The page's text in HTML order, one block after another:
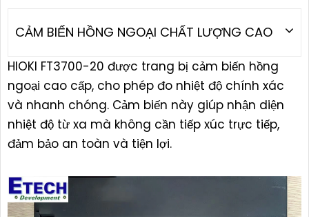
CẢM BIẾN HỒNG NGOẠI CHẤT LƯỢNG CAO
HIOKI FT3700-20 được trang bị cảm biến hồng
ngoại cao cấp, cho phép đo nhiệt độ chính xác
và nhanh chóng. Cảm biến này giúp nhận diện
nhiệt độ từ xa mà không cần tiếp xúc trực tiếp,
đảm bảo an toàn và tiện lợi.